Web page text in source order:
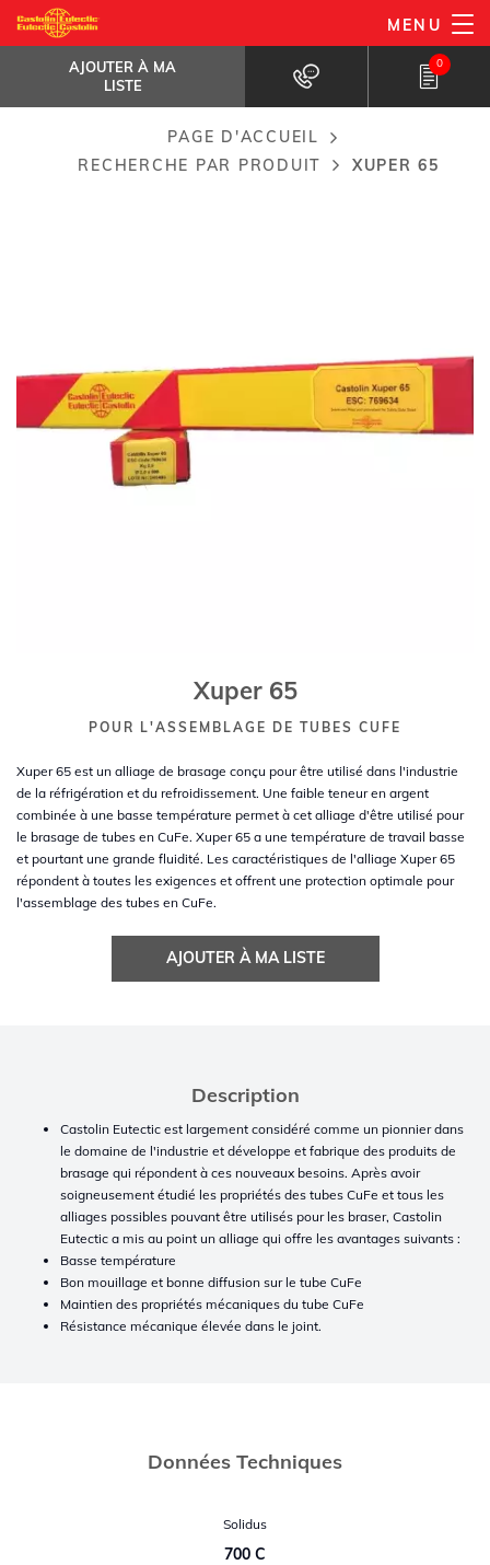
Aller
au
principal
MENU
AJOUTER À MA
LISTE
0
Xuper 65
AJOUTER À MA LISTE
Breadcrumb
PAGE D'ACCUEIL
RECHERCHE PAR PRODUIT
XUPER 65
Xuper 65
POUR L'ASSEMBLAGE DE TUBES CUFE
Xuper 65 est un alliage de brasage conçu pour être utilisé dans l'industrie
de la réfrigération et du refroidissement. Une faible teneur en argent
combinée à une basse température permet à cet alliage d'être utilisé pour
le brasage de tubes en CuFe. Xuper 65 a une température de travail basse
et pourtant une grande fluidité. Les caractéristiques de l'alliage Xuper 65
répondent à toutes les exigences et offrent une protection optimale pour
l'assemblage des tubes en CuFe.
AJOUTER À MA LISTE
Description
Castolin Eutectic est largement considéré comme un pionnier dans
le domaine de l'industrie et développe et fabrique des produits de
brasage qui répondent à ces nouveaux besoins. Après avoir
soigneusement étudié les propriétés des tubes CuFe et tous les
alliages possibles pouvant être utilisés pour les braser, Castolin
Eutectic a mis au point un alliage qui offre les avantages suivants :
Basse température
Bon mouillage et bonne diffusion sur le tube CuFe
Maintien des propriétés mécaniques du tube CuFe
Résistance mécanique élevée dans le joint.
Données Techniques
Solidus
700 C